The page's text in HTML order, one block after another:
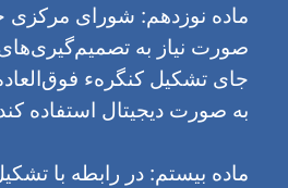
ماده نوزدهم: شورای مرکزی
صورت نیاز به
جای تشکیل کنگرهء
به صورت دیجیتال استفاده
ماده بیستم: در رابطه با